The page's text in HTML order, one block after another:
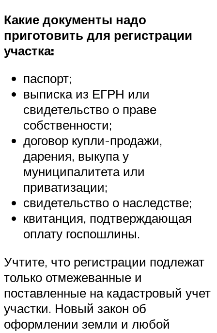
Какие документы надо
приготовить для регистрации
участка:
паспорт;
выписка из ЕГРН или
свидетельство о праве
собственности;
договор купли-продажи,
дарения, выкупа у
муниципалитета или
приватизации;
свидетельство о наследстве;
квитанция, подтверждающая
оплату госпошлины.
Учтите, что регистрации подлежат
только отмежеванные и
поставленные на кадастровый учет
участки. Новый закон об
оформлении земли и любой